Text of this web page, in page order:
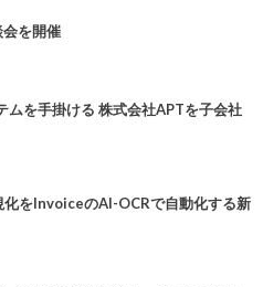
会を開催
ムを手掛ける 株式会社APTを子会社
をInvoiceのAI-OCRで自動化する新